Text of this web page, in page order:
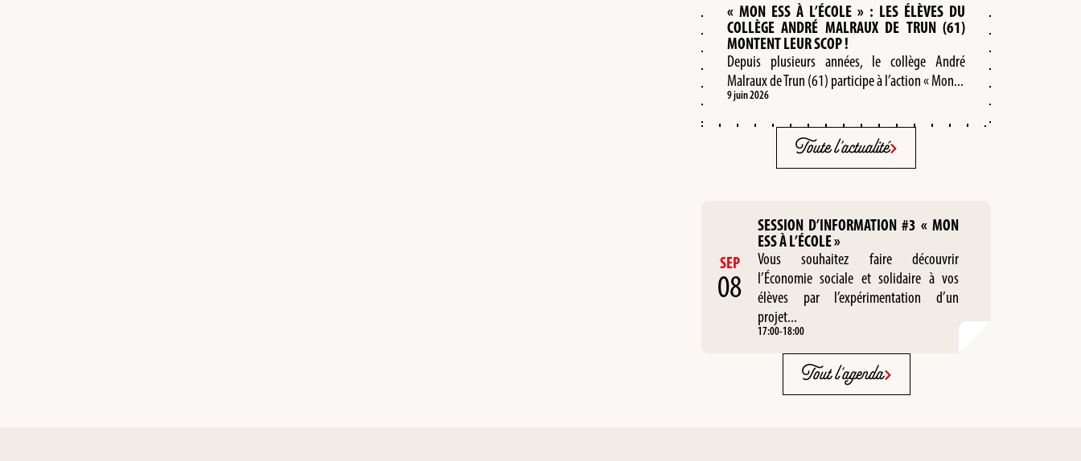
« MON ESS À L’ÉCOLE » : LES ÉLÈVES DU
COLLÈGE ANDRÉ MALRAUX DE TRUN (61)
MONTENT LEUR SCOP !
Depuis plusieurs années, le collège André
Malraux de Trun (61) participe à l’action « Mon...
9 juin 2026
Toute l'actualité
SEP
08
SESSION D’INFORMATION #3 « MON
ESS À L’ÉCOLE »
Vous souhaitez faire découvrir
l’Économie sociale et solidaire à vos
élèves par l’expérimentation d’un
projet...
17:00-18:00
Tout l'agenda